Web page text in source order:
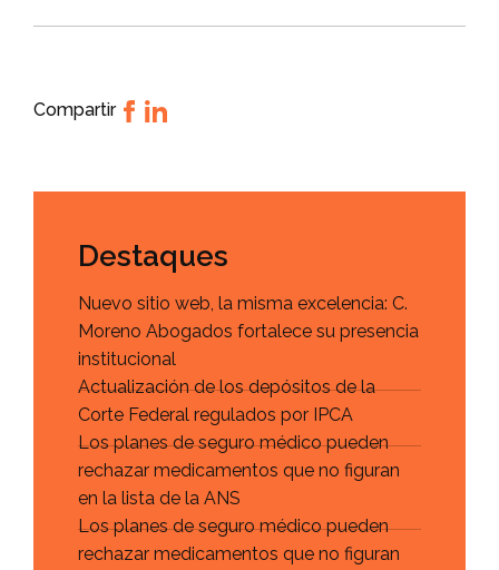
Compartir
Destaques
Nuevo sitio web, la misma excelencia: C.
Moreno Abogados fortalece su presencia
institucional
Actualización de los depósitos de la
Corte Federal regulados por IPCA
Los planes de seguro médico pueden
rechazar medicamentos que no figuran
en la lista de la ANS
Los planes de seguro médico pueden
rechazar medicamentos que no figuran